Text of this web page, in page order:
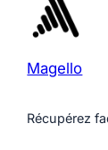
Magello
Récupérez